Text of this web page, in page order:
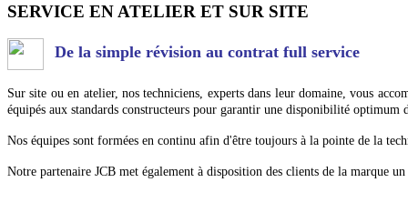
SERVICE EN ATELIER ET SUR SITE
De la simple révision au contrat full service
Sur site ou en atelier, nos techniciens, experts dans leur domaine, vous
équipés aux standards constructeurs pour garantir une disponibilité optimum
Nos équipes sont formées en continu afin d'être toujours à la pointe de la
Notre partenaire JCB met également à disposition des clients de la